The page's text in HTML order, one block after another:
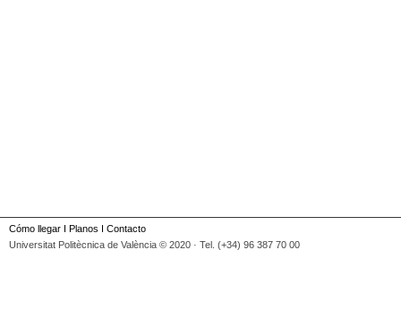
Cómo llegar I Planos I Contacto
Universitat Politècnica de València © 2020 · Tel. (+34) 96 387 70 00